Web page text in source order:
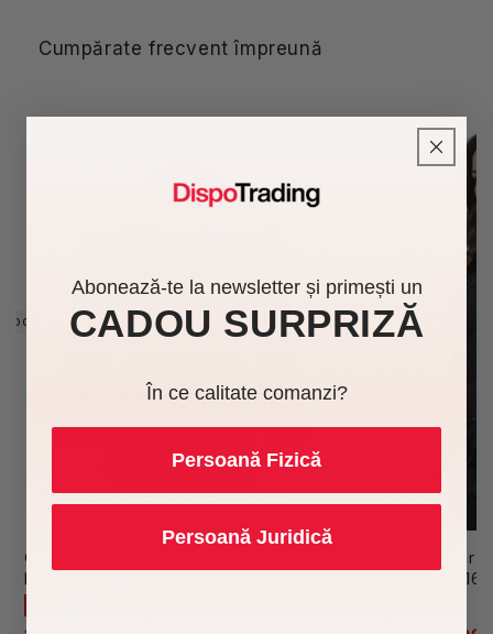
Cumpărate frecvent împreună
Limitat
Camasa neagra dama maneca 3/4
bumbac 125g Style
-12% În Stoc
Tunica bucatar
scurta poplin
Abonează-te la newsletter și primești un
CADOU SURPRIZĂ
În ce calitate comanzi?
Persoană Fizică
Persoană Juridică